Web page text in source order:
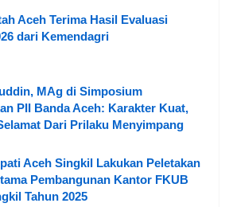
Aceh Terima Hasil Evaluasi
dari Kemendagri
MAg di Simposium
PII Banda Aceh: Karakter Kuat,
Dari Prilaku Menyimpang
Aceh Singkil Lakukan Peletakan
Pembangunan Kantor FKUB
Tahun 2025